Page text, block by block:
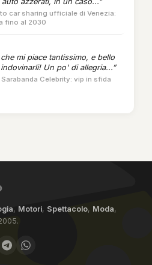
car sharing ufficiale di Venezia:
fino al 2030
mi piace tantissimo, e bello
Un po' di allegria...”
Celebrity: vip in sfida
, Motori, Spettacolo, Moda,